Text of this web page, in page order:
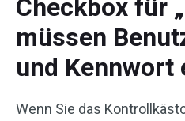
Checkbox für
müssen
und Kennwort
Wenn Sie das